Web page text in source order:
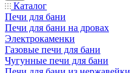
Каталог
Печи для бани
Печи для бани на дровах
Электрокаменки
Газовые печи для бани
Чугунные печи для бани